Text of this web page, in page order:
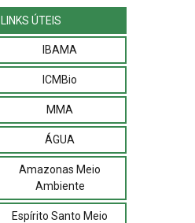
LINKS ÚTEIS
IBAMA
ICMBio
MMA
ÁGUA
Amazonas Meio
Ambiente
Espírito Santo Meio